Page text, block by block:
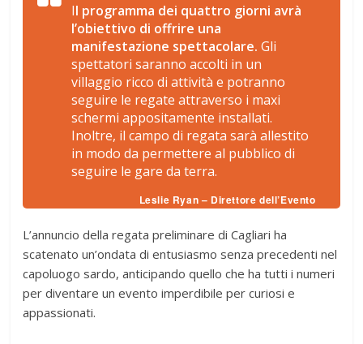
Il programma dei quattro giorni avrà
l’obiettivo di offrire una
manifestazione spettacolare.Gli
spettatori saranno accolti in un
villaggio ricco di attività e potranno
seguire le regate attraverso i maxi
schermi appositamente installati.
Inoltre, il campo di regata sarà allestito
in modo da permettere al pubblico di
seguire le gare da terra.
Leslie Ryan – Direttore dell’Evento
L’annuncio della regata preliminare di Cagliari ha
scatenato un’ondata di entusiasmo senza precedenti nel
capoluogo sardo, anticipando quello che ha tutti i numeri
per diventare un evento imperdibile per curiosi e
appassionati.